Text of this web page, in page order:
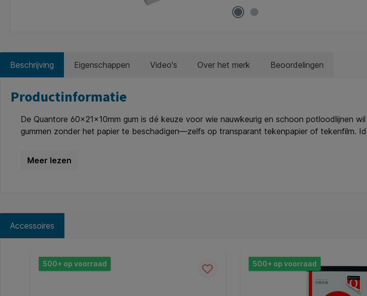
Beschrijving Eigenschappen Video's Over het merk Beoordelingen
Productinformatie
De Quantore 60x21x10mm gum is dé keuze voor wie nauwkeurig en schoon potloodlijnen
gummen zonder het papier te beschadigen—zelfs op transparant tekenpapier of tekenfilm.
schoon tot het moment van gebruik. Een betrouwbare en onmisbare tool voor elke schrijf-
Accessoires
Productgalerij overslaan
500+ op voorraad 500+ op voorraad